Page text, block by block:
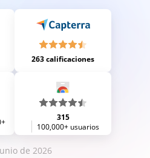
263 calificaciones
315
100,000+ usuarios
de 2026